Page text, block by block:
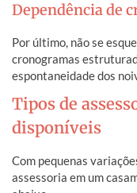
Dependência de
Por último, não se
cronogramas
espontaneidade dos
Tipos de
disponíveis
Com pequenas
assessoria em um